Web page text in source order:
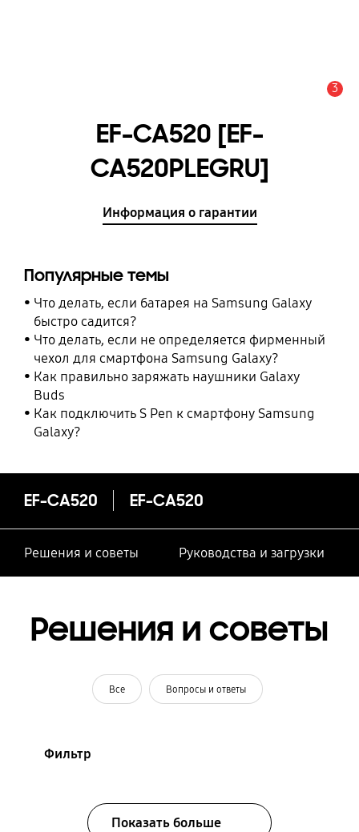
3
EF-CA520 [EF-
CA520PLEGRU]
Информация о гарантии
Популярные темы
Что делать, если батарея на Samsung Galaxy
быстро садится?
Что делать, если не определяется фирменный
чехол для смартфона Samsung Galaxy?
Как правильно заряжать наушники Galaxy
Buds
Как подключить S Pen к смартфону Samsung
Galaxy?
EF-CA520 EF-CA520
Решения и советы Руководства и загрузки
Решения и советы
Все Вопросы и ответы
Фильтр
Показать больше